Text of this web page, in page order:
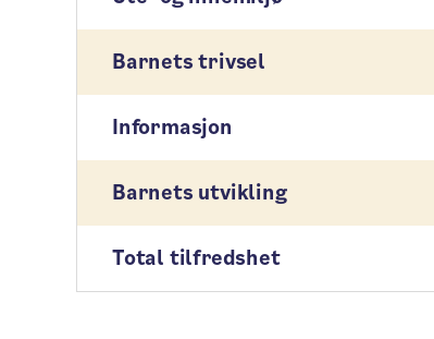
Barnets trivsel
Informasjon
Barnets utvikling
Total tilfredshet